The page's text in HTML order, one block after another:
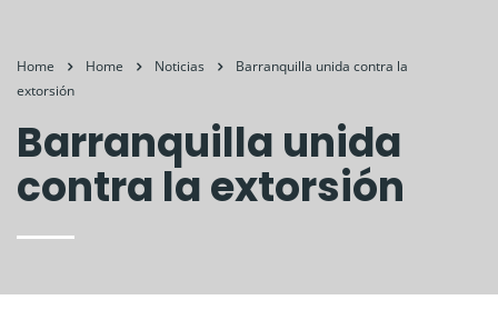
Home Home Noticias
Barranquilla unida contra la
extorsión
Barranquilla unida
contra la extorsión